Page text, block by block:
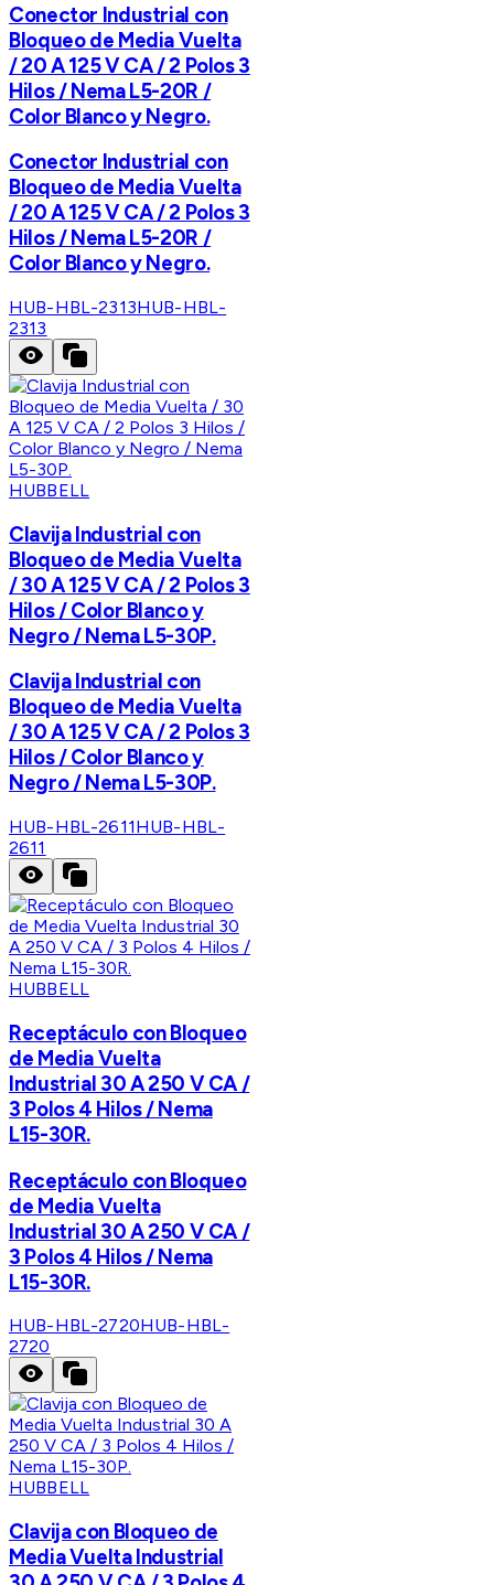
Conector Industrial con
Bloqueo de Media Vuelta
/ 20 A 125 V CA / 2 Polos 3
Hilos / Nema L5-20R /
Color Blanco y Negro.
Conector Industrial con
Bloqueo de Media Vuelta
/ 20 A 125 V CA / 2 Polos 3
Hilos / Nema L5-20R /
Color Blanco y Negro.
HUB-HBL-2313HUB-HBL-
2313
HUBBELL
Clavija Industrial con
Bloqueo de Media Vuelta
/ 30 A 125 V CA / 2 Polos 3
Hilos / Color Blanco y
Negro / Nema L5-30P.
Clavija Industrial con
Bloqueo de Media Vuelta
/ 30 A 125 V CA / 2 Polos 3
Hilos / Color Blanco y
Negro / Nema L5-30P.
HUB-HBL-2611HUB-HBL-
2611
HUBBELL
Receptáculo con Bloqueo
de Media Vuelta
Industrial 30 A 250 V CA /
3 Polos 4 Hilos / Nema
L15-30R.
Receptáculo con Bloqueo
de Media Vuelta
Industrial 30 A 250 V CA /
3 Polos 4 Hilos / Nema
L15-30R.
HUB-HBL-2720HUB-HBL-
2720
HUBBELL
Clavija con Bloqueo de
Media Vuelta Industrial